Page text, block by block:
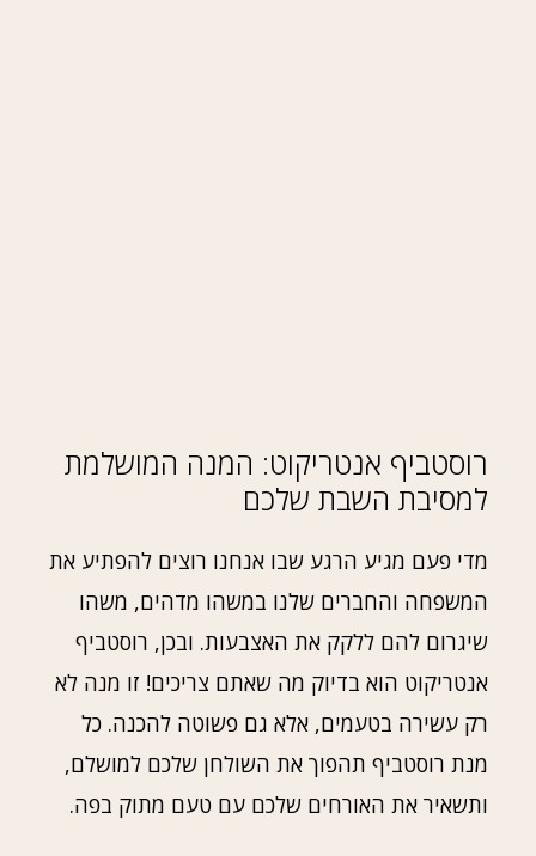
רוסטביף אנטריקוט: המנה המושלמת
למסיבת השבת שלכם
מדי פעם מגיע הרגע שבו אנחנו רוצים להפתיע את
המשפחה והחברים שלנו במשהו מדהים, משהו
שיגרום להם ללקק את האצבעות. ובכן, רוסטביף
אנטריקוט הוא בדיוק מה שאתם צריכים! זו מנה לא
רק עשירה בטעמים, אלא גם פשוטה להכנה. כל
מנת רוסטביף תהפוך את השולחן שלכם למושלם,
ותשאיר את האורחים שלכם עם טעם מתוק בפה.